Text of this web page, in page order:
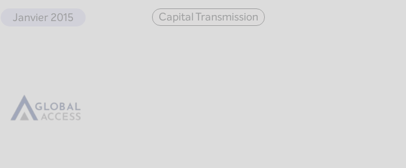
Janvier 2015
Capital Transmission